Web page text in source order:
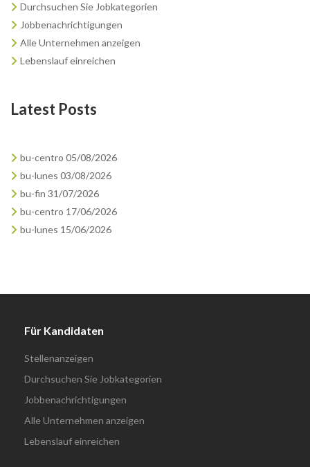
Durchsuchen Sie Jobkategorien
Jobbenachrichtigungen
Alle Unternehmen anzeigen
Lebenslauf einreichen
Latest Posts
bu-centro 05/08/2026
bu-lunes 03/08/2026
bu-fin 31/07/2026
bu-centro 17/06/2026
bu-lunes 15/06/2026
Für Kandidaten
Stellenanzeigen
Durchsuchen Sie Jobkategorien
Jobbenachrichtigungen
Alle Unternehmen anzeigen
Lebenslauf einreichen